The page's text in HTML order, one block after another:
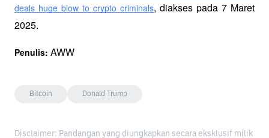
deals huge blow to crypto criminals, diakses pada 7 Maret
2025.
Penulis: AWW
Bitcoin Donald Trump
Disclaimer: Pandangan yang diungkapkan secara eksklusif milik